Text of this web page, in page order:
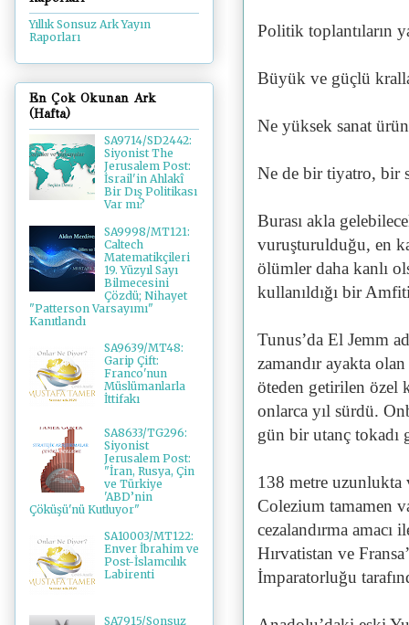
Politik toplantıların
Büyük ve güçlü
Ne yüksek sanat
Ne de bir tiyatro, bir
Burası akla
vuruşturulduğu, en
ölümler daha kanlı
kullanıldığı bir
Tunus’da El Jemm
zamandır ayakta
öteden getirilen özel
onlarca yıl sürdü.
gün bir utanç tokadı
138 metre uzunlukta
Colezium tamamen
cezalandırma amacı
Hırvatistan ve
İmparatorluğu
Yıllık Sonsuz Ark Yayın
Raporları
En Çok Okunan Ark
(Hafta)
SA9714/SD2442:
Siyonist The
Jerusalem Post:
İsrail'in Ahlakî
Bir Dış Politikası
Var mı?
SA9998/MT121:
Caltech
Matematikçileri
19. Yüzyıl Sayı
Bilmecesini
Çözdü; Nihayet
"Patterson Varsayımı"
Kanıtlandı
SA9639/MT48:
Garip Çift:
Franco'nun
Müslümanlarla
İttifakı
SA8633/TG296:
Siyonist
Jerusalem Post:
"İran, Rusya, Çin
ve Türkiye
'ABD’nin
Çöküşü'nü Kutluyor"
SA10003/MT122:
Enver İbrahim ve
Post-İslamcılık
Labirenti
SA7915/Sonsuz